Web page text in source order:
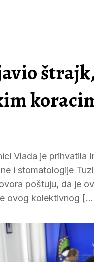
Vlada je
i stomatologije
poštuju, da je
ovog kolektivnog […]